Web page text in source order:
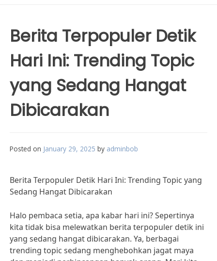
Berita Terpopuler Detik
Hari Ini: Trending Topic
yang Sedang Hangat
Dibicarakan
Posted on January 29, 2025 by adminbob
Berita Terpopuler Detik Hari Ini: Trending Topic yang
Sedang Hangat Dibicarakan
Halo pembaca setia, apa kabar hari ini? Sepertinya
kita tidak bisa melewatkan berita terpopuler detik ini
yang sedang hangat dibicarakan. Ya, berbagai
trending topic sedang menghebohkan jagat maya